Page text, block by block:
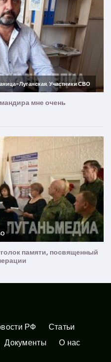
РФ
Статьи
Документы О нас